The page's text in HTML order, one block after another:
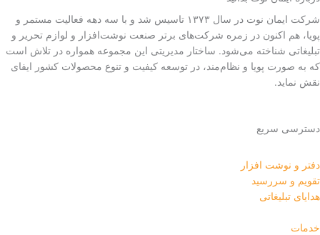
شرکت ایمان نوت در سال ۱۳۷۳ تاسیس شد و با سه دهه فعالیت مستمر و
پویا، هم اکنون در زمره شرکت‌های برتر صنعت نوشت‌افزار و لوازم تحریر و
تبلیغاتی شناخته می‌شود. ساختار مدیریتی این مجموعه همواره در تلاش است
که به صورت پویا و نظام‌مند، در توسعه کیفیت و تنوع محصولات کشور ایفای
نقش نماید.
دسترسی سریع
دفتر و نوشت افزار
تقویم و سررسید
هدایای تبلیغاتی
خدمات